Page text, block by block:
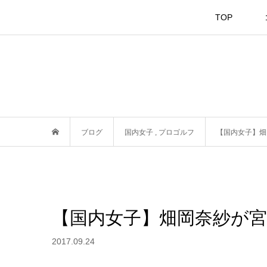
TOP
ブログ 国内女子 プロゴルフ 【国内女子】
【国内女子】畑岡奈紗が
2017.09.24